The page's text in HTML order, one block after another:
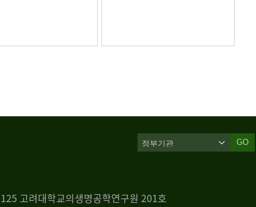
GO
고려대학교의생명공학연구원 201호